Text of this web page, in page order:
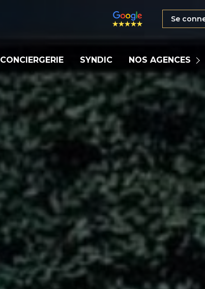
Se
CONCIERGERIE SYNDIC NOS AGENCES
LA CLUSAZ